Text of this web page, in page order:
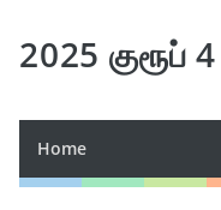
2025 குரூப் 4
Home